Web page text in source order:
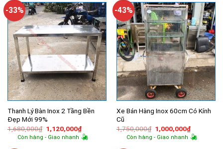
300,000₫.
-33%
Thanh Lý Bàn Inox 2 Tầng Bền
Đẹp Mới 99%
1,680,000₫ Giá
gốc
là:
1,120,000₫Giá
hiện
tại
Còn hàng - Giao nhanh
-43%
Xe Bán Hàng Inox 60cm Có Kính
Cũ
1,750,000₫ Giá
gốc
là:
1,000,000₫Giá
hiện
tại
Còn hàng - Giao nhanh